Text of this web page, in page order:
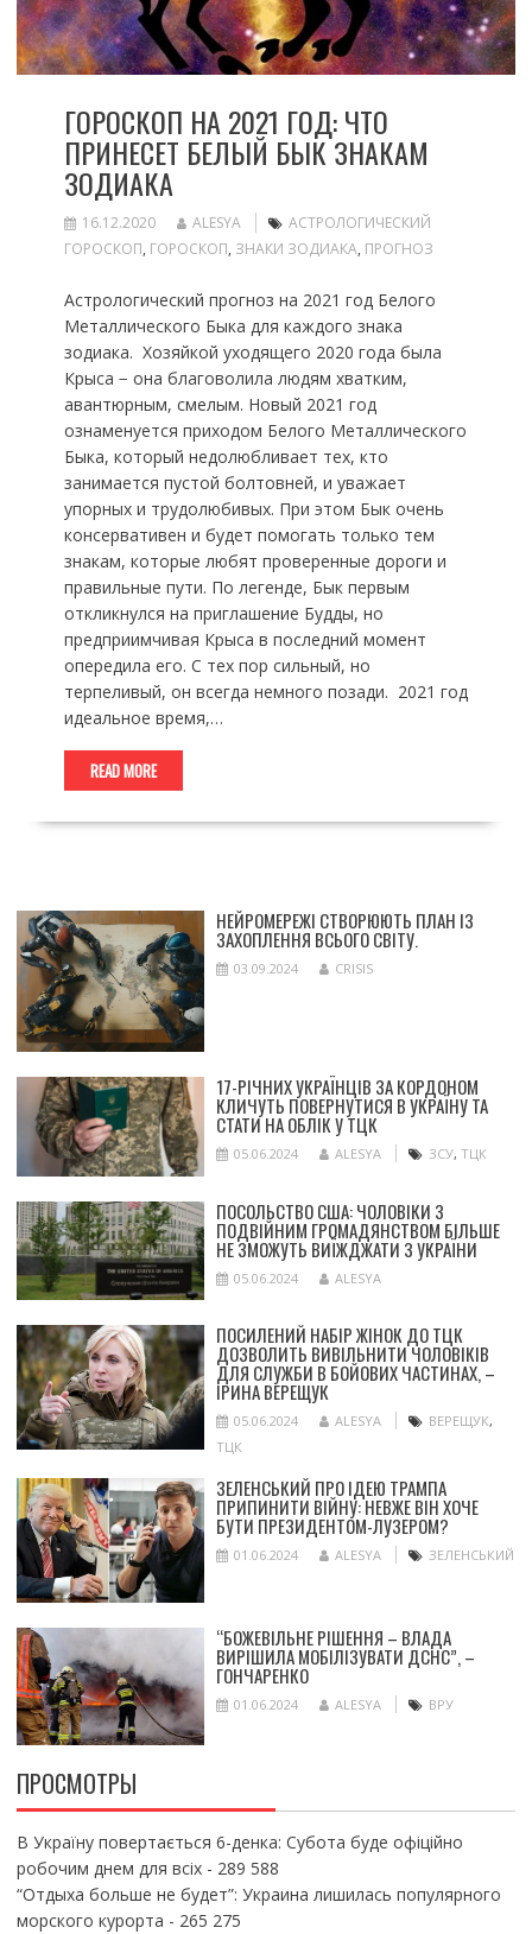
ГОРОСКОП НА 2021 ГОД: ЧТО
ПРИНЕСЕТ БЕЛЫЙ БЫК ЗНАКАМ
ЗОДИАКА
16.12.2020 ALESYA
АСТРОЛОГИЧЕСКИЙ
ГОРОСКОП, ГОРОСКОП, ЗНАКИ ЗОДИАКА, ПРОГНОЗ
Астрологический прогноз на 2021 год Белого
Металлического Быка для каждого знака
зодиака. Хозяйкой уходящего 2020 года была
Крыса − она благоволила людям хватким,
авантюрным, смелым. Новый 2021 год
ознаменуется приходом Белого Металлического
Быка, который недолюбливает тех, кто
занимается пустой болтовней, и уважает
упорных и трудолюбивых. При этом Бык очень
консервативен и будет помогать только тем
знакам, которые любят проверенные дороги и
правильные пути. По легенде, Бык первым
откликнулся на приглашение Будды, но
предприимчивая Крыса в последний момент
опередила его. С тех пор сильный, но
терпеливый, он всегда немного позади. 2021 год
идеальное время,…
READ MORE
НЕЙРОМЕРЕЖІ СТВОРЮЮТЬ ПЛАН ІЗ
ЗАХОПЛЕННЯ ВСЬОГО СВІТУ.
03.09.2024 CRISIS
17-РІЧНИХ УКРАЇНЦІВ ЗА КОРДОНОМ
КЛИЧУТЬ ПОВЕРНУТИСЯ В УКРАЇНУ ТА
СТАТИ НА ОБЛІК У ТЦК
05.06.2024 ALESYA ЗСУ, ТЦК
ПОСОЛЬСТВО США: ЧОЛОВІКИ З
ПОДВІЙНИМ ГРОМАДЯНСТВОМ БІЛЬШЕ
НЕ ЗМОЖУТЬ ВИЇЖДЖАТИ З УКРАЇНИ
05.06.2024 ALESYA
ПОСИЛЕНИЙ НАБІР ЖІНОК ДО ТЦК
ДОЗВОЛИТЬ ВИВІЛЬНИТИ ЧОЛОВІКІВ
ДЛЯ СЛУЖБИ В БОЙОВИХ ЧАСТИНАХ, –
ІРИНА ВЕРЕЩУК
05.06.2024 ALESYA ВЕРЕЩУК,
ТЦК
ЗЕЛЕНСЬКИЙ ПРО ІДЕЮ ТРАМПА
ПРИПИНИТИ ВІЙНУ: НЕВЖЕ ВІН ХОЧЕ
БУТИ ПРЕЗИДЕНТОМ-ЛУЗЕРОМ?
01.06.2024 ALESYA ЗЕЛЕНСЬКИЙ
“БОЖЕВІЛЬНЕ РІШЕННЯ – ВЛАДА
ВИРІШИЛА МОБІЛІЗУВАТИ ДСНС”, –
ГОНЧАРЕНКО
01.06.2024 ALESYA ВРУ
ПРОСМОТРЫ
В Україну повертається 6-денка: Субота буде офіційно
робочим днем для всіх- 289 588
“Отдыха больше не будет”: Украина лишилась популярного
морского курорта - 265 275